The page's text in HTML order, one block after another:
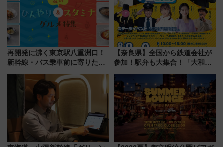
再開発に沸く東京駅八重洲口！
新幹線・バス乗車前に寄りたい
やり＆スタミナグルメ」6選【新
店舗も！】
【奈良県】全国から鉄道会社が
参加！駅弁も大集合！「大和鉄
に開催決定